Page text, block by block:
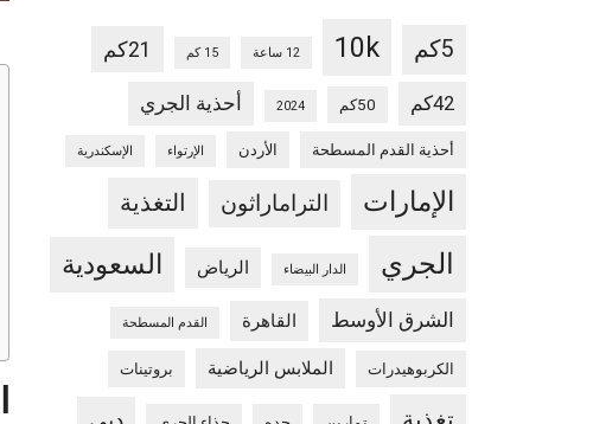
5كم 10k 12 ساعة 15 كم 21كم
42كم 50كم 2024 أحذية الجري
أحذية القدم المسطحة الأردن الإرتواء الإسكندرية
الإمارات التراماراثون التغذية
الجري الدار البيضاء الرياض السعودية
الشرق الأوسط القاهرة القدم المسطحة
الكربوهيدرات الملابس الرياضية بروتينات